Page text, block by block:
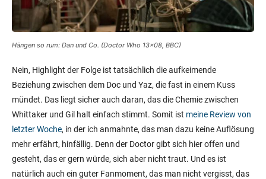
Hängen so rum: Dan und Co. (Doctor Who 13×08, BBC)
Nein, Highlight der Folge ist tatsächlich die aufkeimende
Beziehung zwischen dem Doc und Yaz, die fast in einem Kuss
mündet. Das liegt sicher auch daran, das die Chemie zwischen
Whittaker und Gil halt einfach stimmt. Somit ist meine Review von
letzter Woche, in der ich anmahnte, das man dazu keine Auflösung
mehr erfährt, hinfällig. Denn der Doctor gibt sich hier offen und
gesteht, das er gern würde, sich aber nicht traut. Und es ist
natürlich auch ein guter Fanmoment, das man nicht vergisst, das